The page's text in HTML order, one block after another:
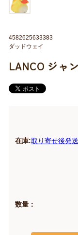
LANCO ジャ
在庫:取り寄せ後発
数量：
4582625633383
ダッドウェイ